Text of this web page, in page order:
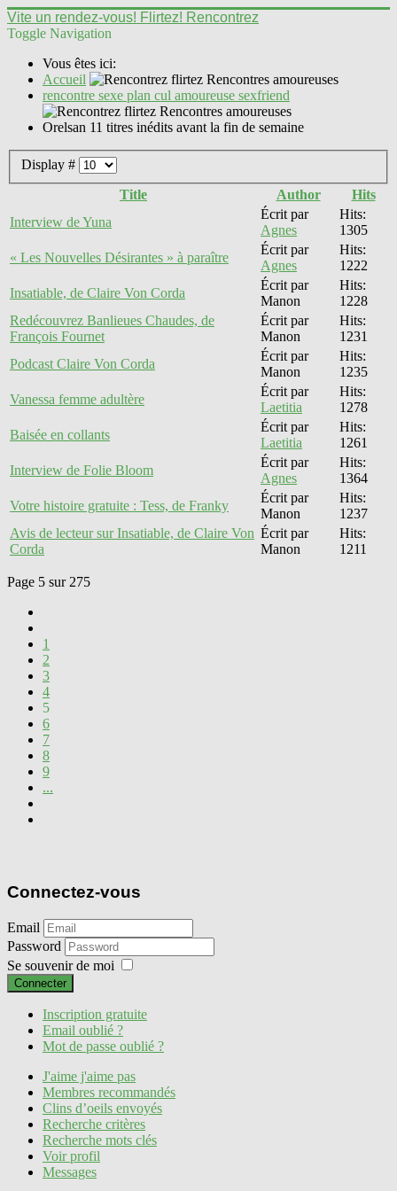
Vite un rendez-vous! Flirtez! Rencontrez
Toggle Navigation
Vous êtes ici:
Accueil
rencontre sexe plan cul amoureuse sexfriend
Orelsan 11 titres inédits avant la fin de semaine
Display #
Title
Author
Hits
Interview de Yuna
Écrit par
Agnes
Hits:
1305
« Les Nouvelles Désirantes » à paraître
Écrit par
Agnes
Hits:
1222
Insatiable, de Claire Von Corda
Écrit par
Manon
Hits:
1228
Redécouvrez Banlieues Chaudes, de
François Fournet
Écrit par
Manon
Hits:
1231
Podcast Claire Von Corda
Écrit par
Manon
Hits:
1235
Vanessa femme adultère
Écrit par
Laetitia
Hits:
1278
Baisée en collants
Écrit par
Laetitia
Hits:
1261
Interview de Folie Bloom
Écrit par
Agnes
Hits:
1364
Votre histoire gratuite : Tess, de Franky
Écrit par
Manon
Hits:
1237
Avis de lecteur sur Insatiable, de Claire Von
Corda
Écrit par
Manon
Hits:
1211
Page 5 sur 275
1
2
3
4
5
6
7
8
9
...
Connectez-vous
Email
Password
Se souvenir de moi
Connecter
Inscription gratuite
Email oublié ?
Mot de passe oublié ?
J'aime j'aime pas
Membres recommandés
Clins d’oeils envoyés
Recherche critères
Recherche mots clés
Voir profil
Messages